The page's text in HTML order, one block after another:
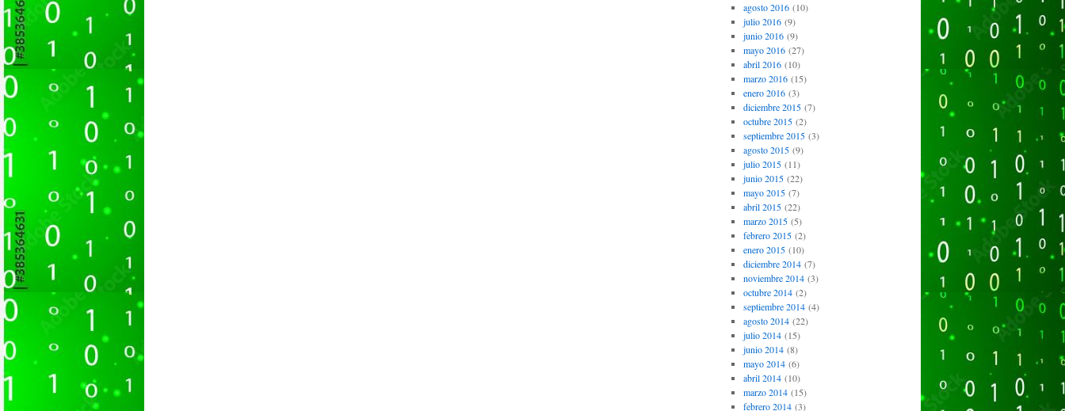
agosto 2016(10)
julio 2016(9)
junio 2016(9)
mayo 2016(27)
abril 2016(10)
marzo 2016(15)
enero 2016(3)
diciembre 2015(7)
octubre 2015(2)
septiembre 2015(3)
agosto 2015(9)
julio 2015(11)
junio 2015(22)
mayo 2015(7)
abril 2015(22)
marzo 2015(5)
febrero 2015(2)
enero 2015(10)
diciembre 2014(7)
noviembre 2014(3)
octubre 2014(2)
septiembre 2014(4)
agosto 2014(22)
julio 2014(15)
junio 2014(8)
mayo 2014(6)
abril 2014(10)
marzo 2014(15)
febrero 2014(3)